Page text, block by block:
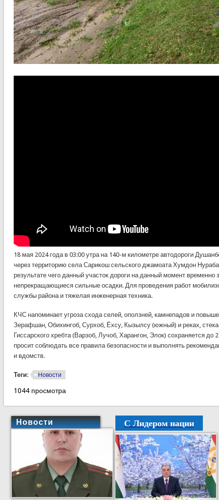
18 мая 2024 года в 03:00 утра на 140-м километре автодороги
через территорию села Сарикош сельского джамоата Хумдон
результате чего данный участок дороги на данный момент временно
непрекращающиеся сильные осадки. Для проведения работ
службы района и тяжелая инженерная техника.
КЧС напоминает угроза схода селей, оползней, камнепадов и
Зерафшан, Обихингоб, Сурхоб, Ёхсу, Кызылсу (южный) и реках,
Гиссарского хребта (Варзоб, Лучоб, Харангон, Элок) сохраняется до
просит соблюдать все правила безопасности и выполнять
и вдомств.
Теги: Новости
1044 просмотра
Новости С Лидером нации